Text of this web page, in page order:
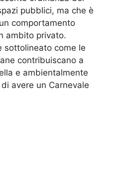
pubblici, ma che è
comportamento
ambito privato.
sottolineato come le
contribuiscano a
e ambientalmente
avere un Carnevale